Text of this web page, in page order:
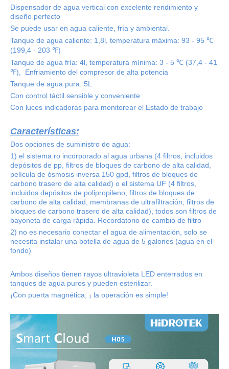
Dispensador de agua vertical con excelente rendimiento y
diseño perfecto
Se puede usar en agua caliente, fría y ambiental.
Tanque de agua caliente: 1,8l, temperatura máxima: 93 - 95 ℃
(199,4 - 203 ℉)
Tanque de agua fría: 4l, temperatura mínima: 3 - 5 ℃ (37,4 - 41
℉), Enfriamiento del compresor de alta potencia
Tanque de agua pura: 5L
Con control táctil sensible y conveniente
Con luces indicadoras para monitorear el Estado de trabajo
Características:
Dos opciones de suministro de agua:
1) el sistema ro incorporado al agua urbana (4 filtros, incluidos
depósitos de pp, filtros de bloques de carbono de alta calidad,
película de ósmosis inversa 150 gpd, filtros de bloques de
carbono trasero de alta calidad) o el sistema UF (4 filtros,
incluidos depósitos de polipropileno, filtros de bloques de
carbono de alta calidad, membranas de ultrafiltración, filtros de
bloques de carbono trasero de alta calidad), todos son filtros de
bayoneta de carga rápida. Recordatorio de cambio de filtro
2) no es necesario conectar el agua de alimentación, solo se
necesita instalar una botella de agua de 5 galones (agua en el
fondo)
Ambos diseños tienen rayos ultravioleta LED enterrados en
tanques de agua puros y pueden esterilizar.
¡Con puerta magnética, ¡ la operación es simple!